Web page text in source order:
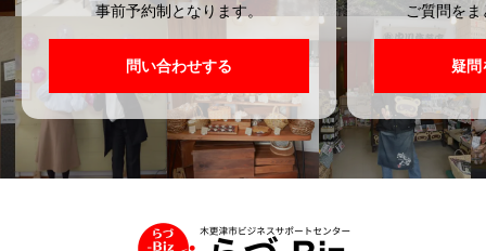
事前予約制となります。
問い合わせする
ご質問を
疑問